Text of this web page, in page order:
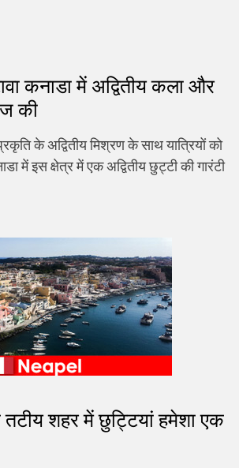
कनाडा में अद्वितीय कला और
की
के अद्वितीय मिश्रण के साथ यात्रियों को
में इस क्षेत्र में एक अद्वितीय छुट्टी की गारंटी
शहर में छुट्टियां हमेशा एक